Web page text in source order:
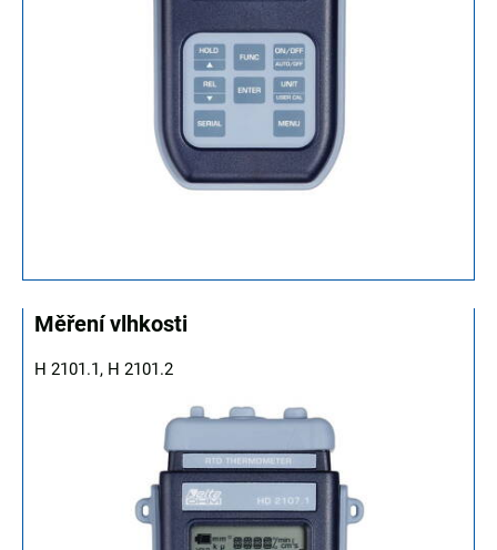
Měření vlhkosti
H 2101.1, H 2101.2